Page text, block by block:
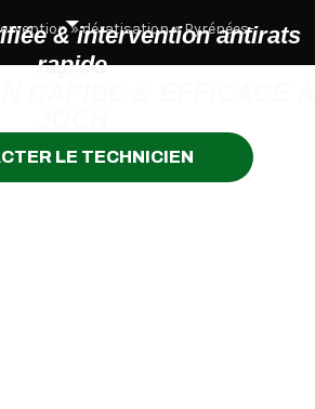
»dératisation»Pyrénées-
& intervention antirats
rapide
LE TECHNICIEN